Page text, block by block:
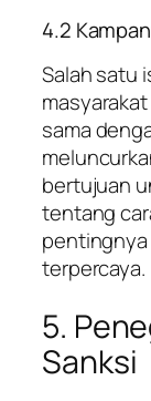
4.2
Salah satu
sama
bertujuan
tentang
pentingnya
terpercaya.
5.
Sanksi